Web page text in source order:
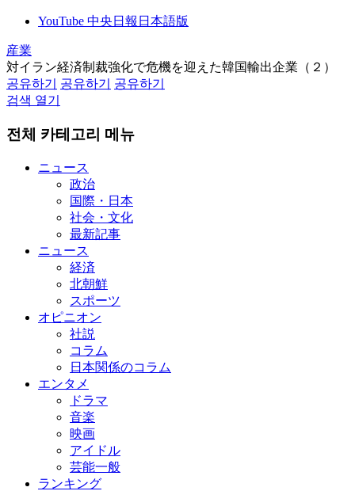
YouTube 中央日報日本語版
産業
対イラン経済制裁強化で危機を迎えた韓国輸出企業（２）
공유하기
공유하기
공유하기
검색 열기
전체 카테고리 메뉴
ニュース
政治
国際・日本
社会・文化
最新記事
ニュース
経済
北朝鮮
スポーツ
オピニオン
社説
コラム
日本関係のコラム
エンタメ
ドラマ
音楽
映画
アイドル
芸能一般
ランキング